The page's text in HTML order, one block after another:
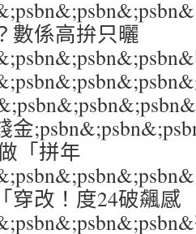
係高拚只曬
「拼年
穿改！度24破飆感